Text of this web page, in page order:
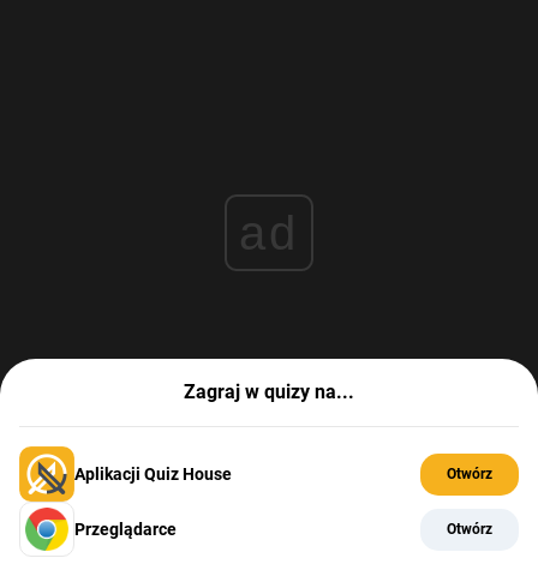
ad
Zagraj w quizy na...
Aplikacji Quiz House Otwórz
Przeglądarce Otwórz